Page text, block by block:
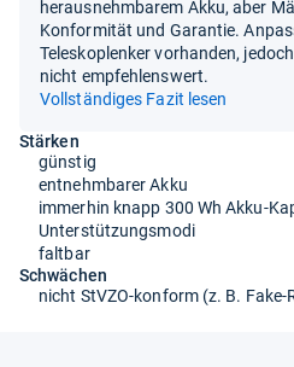
herausnehmbarem Akku, aber
Konformität und Garantie.
Teleskoplenker vorhanden,
nicht empfehlenswert.
Vollständiges Fazit lesen
Stärken
günstig
entnehmbarer Akku
immerhin knapp 300 Wh Akku-
Unterstützungsmodi
faltbar
Schwächen
nicht StVZO-konform (z. B. Fake-